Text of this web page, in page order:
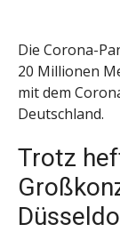
Die Corona-
20 Millionen
mit dem
Deutschland.
Trotz